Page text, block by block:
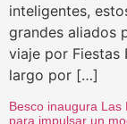
inteligentes,
grandes aliados
viaje por Fiestas
largo por […]
Besco inaugura Las
para impulsar un